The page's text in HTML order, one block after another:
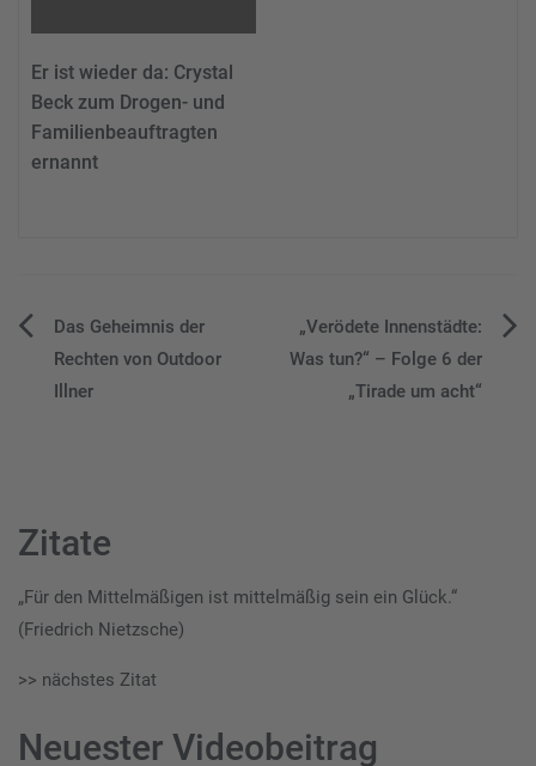
Er ist wieder da: Crystal
Beck zum Drogen- und
Familienbeauftragten
ernannt
Beitragsnavigation
Das Geheimnis der
Rechten von Outdoor
Illner
„Verödete Innenstädte:
Was tun?“ – Folge 6 der
„Tirade um acht“
Zitate
„Für den Mittelmäßigen ist mittelmäßig sein ein Glück.“
(Friedrich Nietzsche)
>> nächstes Zitat
Neuester Videobeitrag